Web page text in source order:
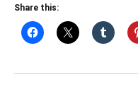
Share this: